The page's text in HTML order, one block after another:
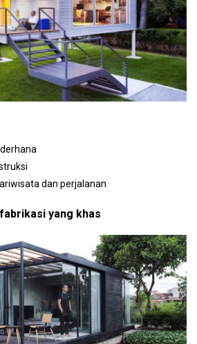
dan perjalanan
yang khas